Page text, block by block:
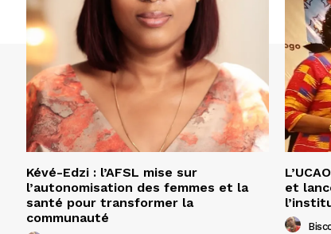
Kévé-Edzi : l’AFSL mise sur
l’autonomisation des femmes et la
santé pour transformer la
communauté
et